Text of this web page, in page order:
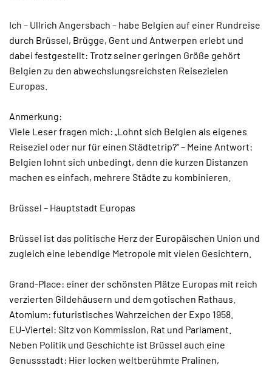
Ich – Ullrich Angersbach – habe Belgien auf einer Rundreise
durch Brüssel, Brügge, Gent und Antwerpen erlebt und
dabei festgestellt: Trotz seiner geringen Größe gehört
Belgien zu den abwechslungsreichsten Reisezielen
Europas.
Anmerkung:
Viele Leser fragen mich: „Lohnt sich Belgien als eigenes
Reiseziel oder nur für einen Städtetrip?“ – Meine Antwort:
Belgien lohnt sich unbedingt, denn die kurzen Distanzen
machen es einfach, mehrere Städte zu kombinieren.
Brüssel – Hauptstadt Europas
Brüssel ist das politische Herz der Europäischen Union und
zugleich eine lebendige Metropole mit vielen Gesichtern.
Grand-Place: einer der schönsten Plätze Europas mit reich
verzierten Gildehäusern und dem gotischen Rathaus.
Atomium: futuristisches Wahrzeichen der Expo 1958.
EU-Viertel: Sitz von Kommission, Rat und Parlament.
Neben Politik und Geschichte ist Brüssel auch eine
Genussstadt: Hier locken weltberühmte Pralinen,